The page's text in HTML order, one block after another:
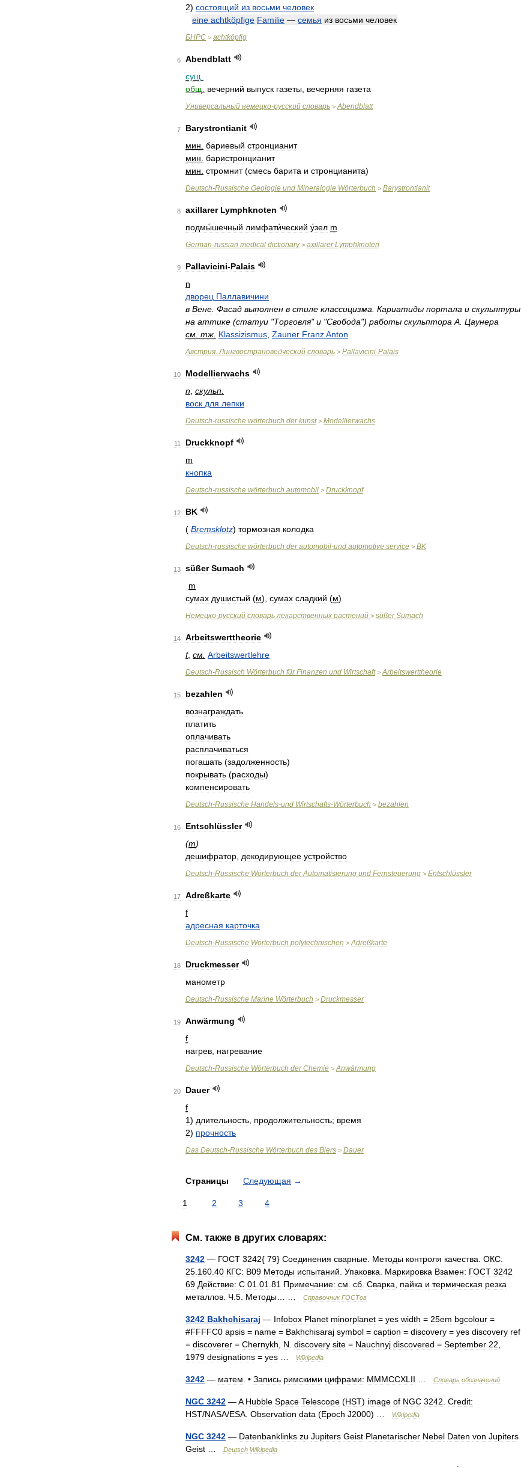
2) состоящий из восьми человек
eine achtköpfige Familie — семья из восьми человек
БНРС > achtköpfig
6
Abendblatt
сущ
общ
вечерний выпуск газеты вечерняя газета
Универсальный немецко-русский словарь > Abendblatt
7
Barystrontianit
мин бариевый стронцианит
мин баристронцианит
мин стромнит(смесь барита и стронцианита)
Deutsch-Russische Geologie und Mineralogie Wörterbuch > Barystrontianit
8 axillarer Lymphknoten
подмы́шечный лимфати́ческий у́зел m
German-russian medical dictionary> axillarer Lymphknoten
9 Pallavicini-Palais
n
дворец Паллавичини
в Вене Фасад выполнен в стиле классицизма Кариатиды портала и скульптуры
на аттике (статуи "Торговля"и "Свобода") работы скульптора А Цаунера
см тж Klassizismus Zauner FranzAnton
Австрия.Лингвострановедческий словарь > Pallavicini-Palais
10
Modellierwachs
n скульп
воск для лепки
Deutsch-russische wörterbuch der kunst> Modellierwachs
11
Druckknopf
m
кнопка
Deutsch-russische wörterbuch automobil > Druckknopf
12
BK
( Bremsklotz) тормозная колодка
Deutsch-russische wörterbuch der automobil-und automotive service > BK
13 süßer Sumach
m
сумах душистый (м), сумах сладкий (м)
Немецко-русский словарь лекарственных растений > süßer Sumach
14
Arbeitswerttheorie
f, см Arbeitswertlehre
Deutsch-Russisch Wörterbuch für Finanzen und Wirtschaft> Arbeitswerttheorie
15
bezahlen
вознаграждать
платить
оплачивать
расплачиваться
погашать (задолженность)
покрывать (расходы)
компенсировать
Deutsch-Russische Handels-und Wirtschafts-Wörterbuch > bezahlen
16
Entschlüssler
(m)
дешифратор декодирующее устройство
Deutsch-Russische Wörterbuch der Automatisierung und Fernsteuerung > Entschlüssler
17
Adreßkarte
f
адресная карточка
Deutsch-Russische Wörterbuch polytechnischen > Adreßkarte
18
Druckmesser
манометр
Deutsch-Russische Marine Wörterbuch > Druckmesser
19
Anwärmung
f
нагрев нагревание
Deutsch-Russische Wörterbuch der Chemie > Anwärmung
20
Dauer
f
1) длительность продолжительность; время
2) прочность
Das Deutsch-Russische Wörterbuch des Biers > Dauer
Страницы Следующая →
1 2 3 4
См. также в других словарях:
3242 — ГОСТ 3242{ 79} Соединения сварные Методы контроля качества ОКС:
25 160 40 КГС: В09 Методы испытаний Упаковка Маркировка Взамен: ГОСТ 3242
69 Действие: С 01 01 81 Примечание: см сб Сварка пайка и термическая резка
металлов Ч 5 Методы Справочник ГОСТов
3242 Bakhchisaraj — Infobox Planet minorplanet = yes width = 25em bgcolour =
#FFFFC0 apsis = name = Bakhchisaraj symbol = caption = discovery = yes discovery ref
= discoverer = Chernykh N discovery site = Nauchnyj discovered = September 22
1979 designations = yes Wikipedia
3242 — матем . • Запись римскими цифрами: MMMCCXLII Словарь обозначений
NGC 3242 —A Hubble Space Telescope (HST) image of NGC 3242 Credit:
HST/NASA/ESA Observation data (Epoch J2000) … Wikipedia
NGC 3242 — Datenbanklinks zu Jupiters Geist Planetarischer Nebel Daten von Jupiters
Geist
Deutsch Wikipedia